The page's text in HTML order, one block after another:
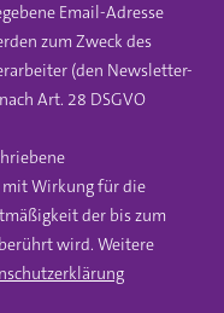
Email-Adresse
zum Zweck des
(den Newsletter-
Art. 28 DSGVO
mit Wirkung für die
der bis zum
wird. Weitere